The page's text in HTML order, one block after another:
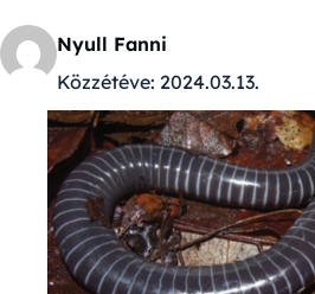
Nyull Fanni
Közzétéve: 2024.03.13.